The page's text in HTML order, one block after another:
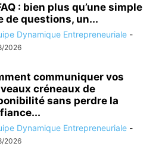
: bien plus qu’une simple
de questions, un...
Dynamique Entrepreneuriale -
2026
communiquer vos
créneaux de
sans perdre la
Dynamique Entrepreneuriale -
2026